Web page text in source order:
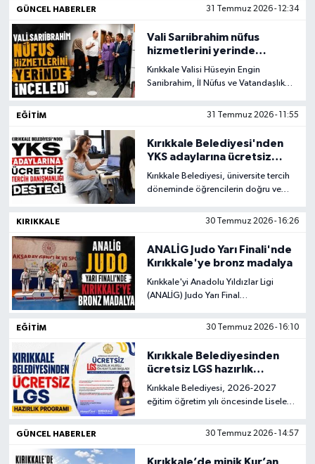
GÜNCEL HABERLER 31 Temmuz 2026 - 12:34
Vali Sarıibrahim nüfus
hizmetlerini yerinde
inceledi
Kırıkkale Valisi Hüseyin Engin
Sarıibrahim, İl Nüfus ve Vatandaşlık
kurumun yürüttüğü çalışmalar
EĞİTİM 31 Temmuz 2026 - 11:55
Kırıkkale Belediyesi'nden
YKS adaylarına ücretsiz
tercih danışmanlığı desteği
Kırıkkale Belediyesi, üniversite tercih
döneminde öğrencilerin doğru ve
başlattığı ücretsiz YKS Tercih
KIRIKKALE 30 Temmuz 2026 - 16:26
ANALİG Judo Yarı Finali'nde
Kırıkkale'ye bronz madalya
Kırıkkale'yi Anadolu Yıldızlar Ligi
(ANALİG) Judo Yarı Final
Sudenaz Sözdinler, 63 kilogram
EĞİTİM 30 Temmuz 2026 - 16:10
Kırıkkale Belediyesinden
ücretsiz LGS hazırlık
programı
Kırıkkale Belediyesi, 2026-2027
eğitim öğretim yılı öncesinde Liselere
hazırlanan öğrenciler için ücretsiz
GÜNCEL HABERLER 30 Temmuz 2026 - 14:57
Haber Arşivi